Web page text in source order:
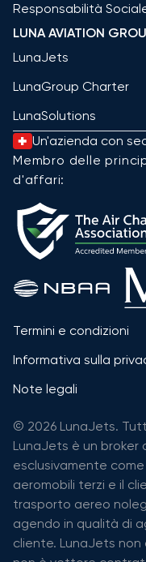
Responsabilità
LUNA AVIATION
LunaJets
LunaGroup Charter
LunaSolutions
Un'azienda con
Membro delle
d'affari:
Termini e condizioni
Informativa sulla
Note legali
© 2026 LunaJets.
LunaJets è un broker
esclusivamente
aeromobili terzi e il
trasporto aereo
agendo in qualità di
cliente. LunaJets